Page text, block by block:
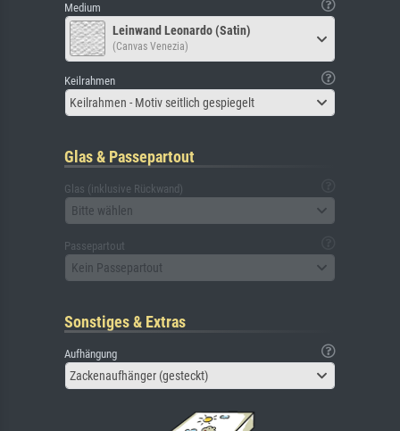
Medium
Leinwand Leonardo (Satin)
(Canvas Venezia)
Keilrahmen
Keilrahmen - Motiv seitlich gespiegelt
Glas & Passepartout
Glas (inklusive Rückwand)
Bitte wählen
Passepartout
Kein Passepartout
Sonstiges & Extras
Aufhängung
Zackenaufhänger (gesteckt)